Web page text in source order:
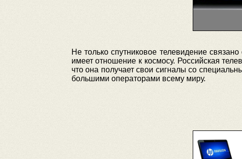
Не только спутниковое телевидение
имеет отношение к космосу. Российская
что она получает свои сигналы со
большими операторами всему миру.